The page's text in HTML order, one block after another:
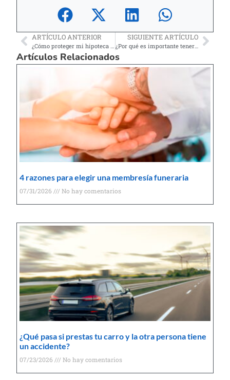
ARTÍCULO ANTERIOR SIGUIENTE ARTÍCULO
¿Por qué es importante tener un seguro de vida en Estados Unidos?
Artículos Relacionados
4 razones para elegir una membresía funeraria
07/31/2026 No hay comentarios
¿Qué pasa si prestas tu carro y la otra persona tiene
un accidente?
07/23/2026 No hay comentarios